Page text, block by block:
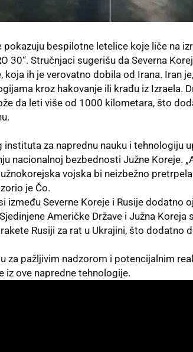
bespilotne letelice koje liče na
30“. Stručnjaci sugerišu da Severna
ih je verovatno dobila od Irana. Iran
kroz hakovanje ili krađu iz Izraela.
da leti više od 1000 kilometara, što
za naprednu nauku i tehnologiju
nacionalnoj bezbednosti Južne Koreje.
vojska bi neizbežno
je Čo.
između Severne Koreje i Rusije dodatno
Američke Države i Južna Koreja
Rusiji za rat u Ukrajini, što dodatno
za pažljivim nadzorom i potencijalnim
iz ove napredne tehnologije.